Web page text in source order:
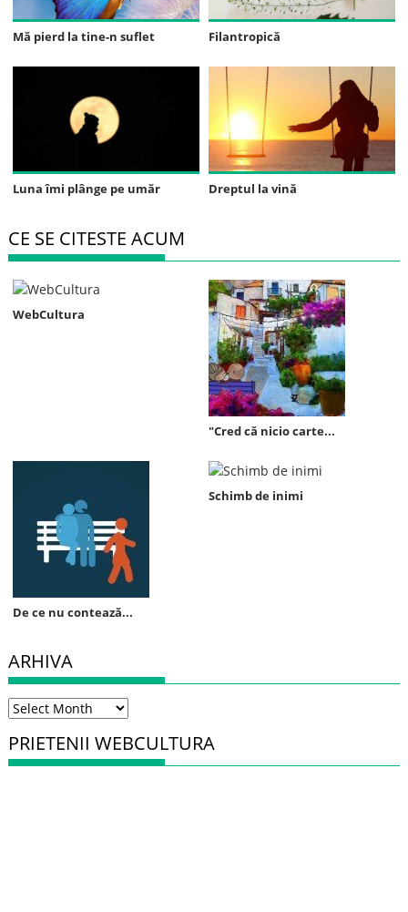
Mă pierd la tine-n suflet Filantropică
Luna îmi plânge pe umăr Dreptul la vină
CE SE CITESTE ACUM
WebCultura
"Cred că nicio carte...
De ce nu contează...
Schimb de inimi
ARHIVA
Arhiva
PRIETENII WEBCULTURA